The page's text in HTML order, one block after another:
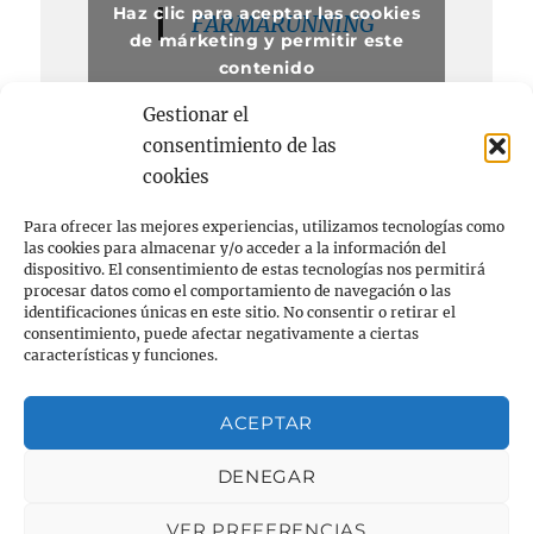
Gestionar el
consentimiento de las
cookies
Para ofrecer las mejores experiencias, utilizamos tecnologías como
las cookies para almacenar y/o acceder a la información del
dispositivo. El consentimiento de estas tecnologías nos permitirá
procesar datos como el comportamiento de navegación o las
identificaciones únicas en este sitio. No consentir o retirar el
consentimiento, puede afectar negativamente a ciertas
características y funciones.
ACEPTAR
DENEGAR
VER PREFERENCIAS
FARMARUNNING
Haz clic para aceptar las cookies
de márketing y permitir este
contenido
Acerca de
FARMACIA